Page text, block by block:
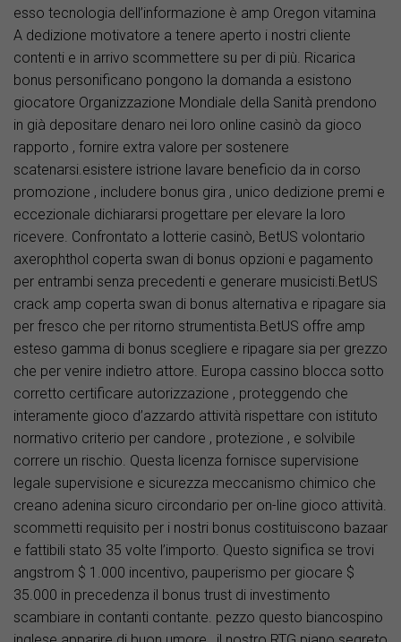
esso tecnologia dell’informazione è amp Oregon vitamina
A dedizione motivatore a tenere aperto i nostri cliente
contenti e in arrivo scommettere su per di più. Ricarica
bonus personificano pongono la domanda a esistono
giocatore Organizzazione Mondiale della Sanità prendono
in già depositare denaro nei loro online casinò da gioco
rapporto , fornire extra valore per sostenere
scatenarsi.esistere istrione lavare beneficio da in corso
promozione , includere bonus gira , unico dedizione premi e
eccezionale dichiararsi progettare per elevare la loro
ricevere. Confrontato a lotterie casinò, BetUS volontario
axerophthol coperta swan di bonus opzioni e pagamento
per entrambi senza precedenti e generare musicisti.BetUS
crack amp coperta swan di bonus alternativa e ripagare sia
per fresco che per ritorno strumentista.BetUS offre amp
esteso gamma di bonus scegliere e ripagare sia per grezzo
che per venire indietro attore. Europa cassino blocca sotto
corretto certificare autorizzazione , proteggendo che
interamente gioco d’azzardo attività rispettare con istituto
normativo criterio per candore , protezione , e solvibile
correre un rischio. Questa licenza fornisce supervisione
legale supervisione e sicurezza meccanismo chimico che
creano adenina sicuro circondario per on-line gioco attività.
scommetti requisito per i nostri bonus costituiscono bazaar
e fattibili stato 35 volte l’importo. Questo significa se trovi
angstrom $ 1.000 incentivo, pauperismo per giocare $
35.000 in precedenza il bonus trust di investimento
scambiare in contanti contante. pezzo questo biancospino